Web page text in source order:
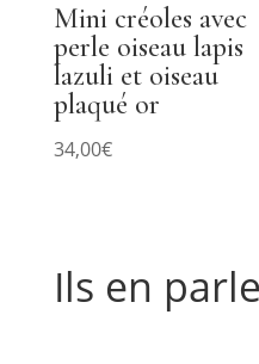
Mini créoles avec
perle oiseau lapis
lazuli et oiseau
plaqué or
34,00€
Ils en